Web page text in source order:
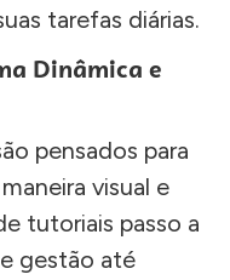
tarefas diárias.
Dinâmica e
pensados para
visual e
tutoriais passo a
gestão até